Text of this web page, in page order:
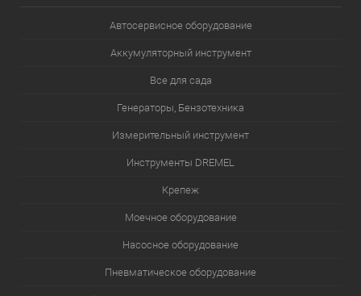
Автосервисное оборудование
Аккумуляторный инструмент
Все для сада
Генераторы, Бензотехника
Измерительный инструмент
Инструменты DREMEL
Крепеж
Моечное оборудование
Насосное оборудование
Пневматическое оборудование